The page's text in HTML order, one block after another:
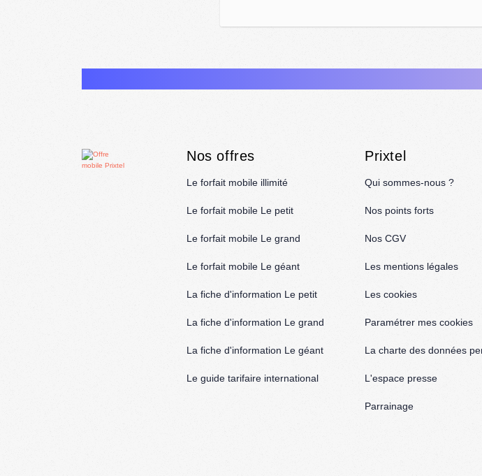
Nos offres
Le forfait mobile illimité
Le forfait mobile Le petit
Le forfait mobile Le grand
Le forfait mobile Le géant
La fiche d'information Le petit
La fiche d'information Le grand
La fiche d'information Le géant
Le guide tarifaire international
Prixtel
Qui sommes-nous ?
Nos points forts
Nos CGV
Les mentions légales
Les cookies
Paramétrer mes cookies
La charte des données
L'espace presse
Parrainage